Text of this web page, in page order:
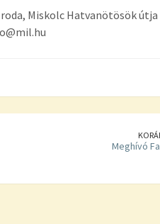
Miskolc Hatvanötösök útja
Meghívó